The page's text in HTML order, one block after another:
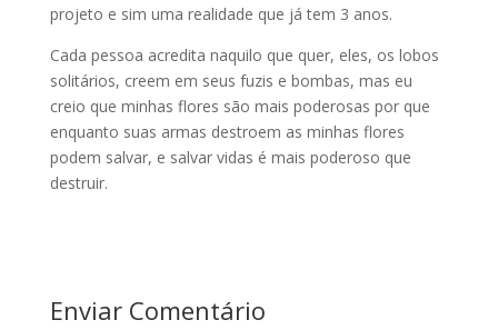
projeto e sim uma realidade que já tem 3 anos.
Cada pessoa acredita naquilo que quer, eles, os lobos
solitários, creem em seus fuzis e bombas, mas eu
creio que minhas flores são mais poderosas por que
enquanto suas armas destroem as minhas flores
podem salvar, e salvar vidas é mais poderoso que
destruir.
Enviar Comentário